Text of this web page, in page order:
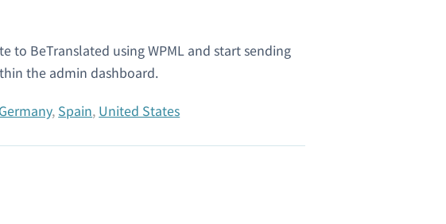
to BeTranslated using WPML and start sending
the admin dashboard.
Germany, Spain, United States